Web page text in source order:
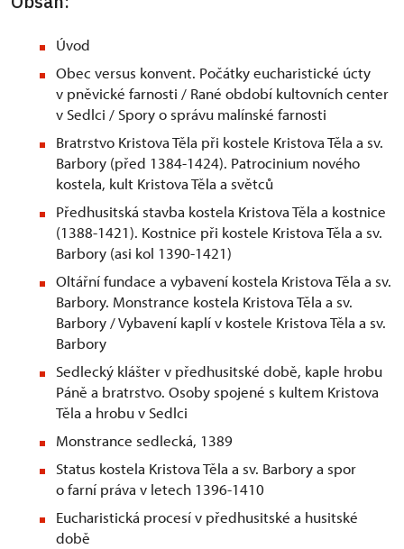
Úvod
Obec versus konvent. Počátky eucharistické úcty
v pněvické farnosti / Rané období kultovních center
v Sedlci / Spory o správu malínské farnosti
Bratrstvo Kristova Těla při kostele Kristova Těla a sv.
Barbory (před 1384-1424). Patrocinium nového
kostela, kult Kristova Těla a světců
Předhusitská stavba kostela Kristova Těla a kostnice
(1388-1421). Kostnice při kostele Kristova Těla a sv.
Barbory (asi kol 1390-1421)
Oltářní fundace a vybavení kostela Kristova Těla a sv.
Barbory. Monstrance kostela Kristova Těla a sv.
Barbory / Vybavení kaplí v kostele Kristova Těla a sv.
Barbory
Sedlecký klášter v předhusitské době, kaple hrobu
Páně a bratrstvo. Osoby spojené s kultem Kristova
Těla a hrobu v Sedlci
Monstrance sedlecká, 1389
Status kostela Kristova Těla a sv. Barbory a spor
o farní práva v letech 1396-1410
Eucharistická procesí v předhusitské a husitské
době